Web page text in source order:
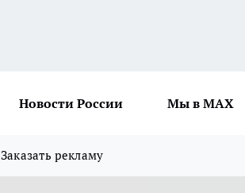
Новости России Мы в MAX
Заказать рекламу